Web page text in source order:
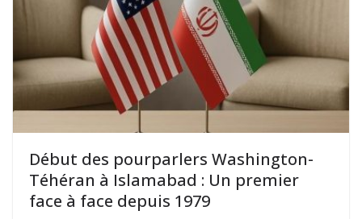
Début des pourparlers Washington-
Téhéran à Islamabad : Un premier
face à face depuis 1979